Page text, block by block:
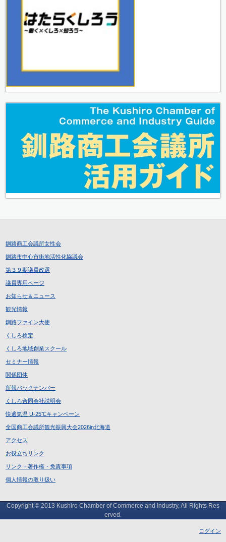
釧路商工会議所女性会
釧路市中心市街地活性化協議会
第３９期議員改選
議員専用ページ
お知らせ＆ニュース
観光情報
釧路ファイン大使
くしろ検定
くしろ地域創業スクール
セミナー情報
関係団体
所報バックナンバー
くしろ合同会社説明会
快適気温 U-25℃キャンペーン
全国商工会議所観光振興大会2026in北海道
アクセス
お役立ちリンク
リンク・著作権・免責事項
個人情報の取り扱い
Copyright © 2013 Kushiro Chamber of Commerce and Industry, All Rights Res
erved.
ログイン